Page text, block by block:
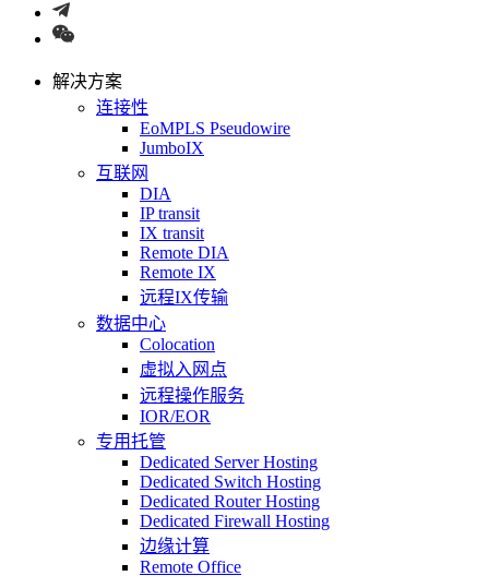
解决方案
连接性
EoMPLS Pseudowire
JumboIX
互联网
DIA
IP transit
IX transit
Remote DIA
Remote IX
远程IX传输
数据中心
Colocation
虚拟入网点
远程操作服务
IOR/EOR
专用托管
Dedicated Server Hosting
Dedicated Switch Hosting
Dedicated Router Hosting
Dedicated Firewall Hosting
边缘计算
Remote Office